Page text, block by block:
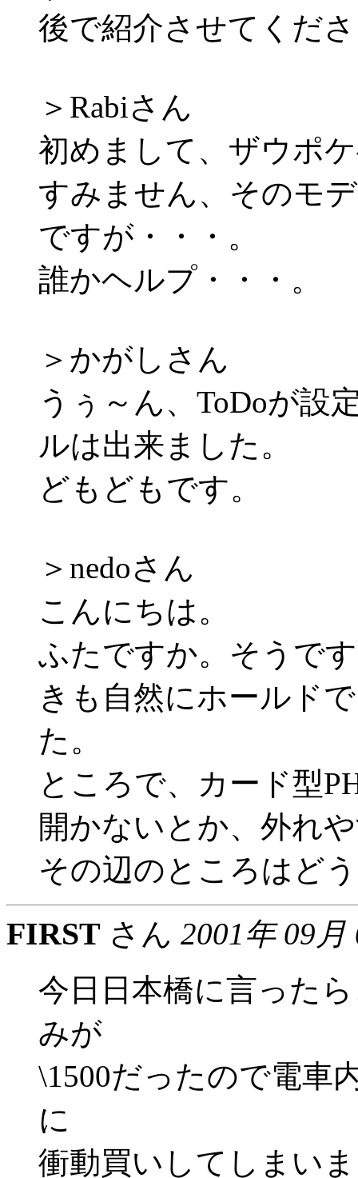
後で紹介させてくだ
＞Rabiさん
初めまして、ザウポ
すみません、そのモ
ですが・・・。
誰かヘルプ・・・。
＞かがしさん
うぅ～ん、ToDoが設
ルは出来ました。
どもどもです。
＞nedoさん
こんにちは。
ふたですか。そうで
きも自然にホールド
た。
ところで、カード型
開かないとか、外れ
その辺のところはど
FIRST さん 2001年 09月
今日日本橋に言った
みが
\1500だったので電車
に
衝動買いしてしまい